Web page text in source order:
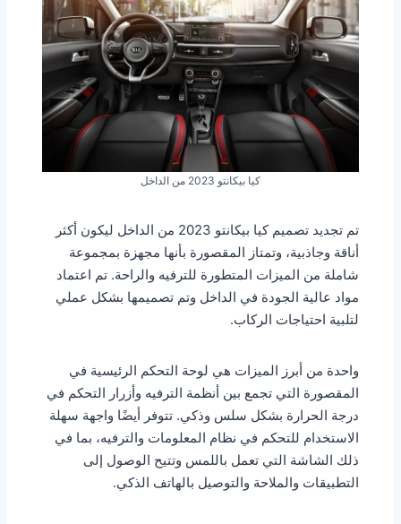
كيا بيكانتو 2023 من الداخل
تم تجديد تصميم كيا بيكانتو 2023 من الداخل ليكون أكثر
أناقة وجاذبية، وتمتاز المقصورة بأنها مجهزة بمجموعة
شاملة من الميزات المتطورة للترفيه والراحة. تم اعتماد
مواد عالية الجودة في الداخل وتم تصميمها بشكل عملي
لتلبية احتياجات الركاب.
واحدة من أبرز الميزات هي لوحة التحكم الرئيسية في
المقصورة التي تجمع بين أنظمة الترفيه وأزرار التحكم في
درجة الحرارة بشكل سلس وذكي. تتوفر أيضًا واجهة سهلة
الاستخدام للتحكم في نظام المعلومات والترفيه، بما في
ذلك الشاشة التي تعمل باللمس وتتيح الوصول إلى
التطبيقات والملاحة والتوصيل بالهاتف الذكي.